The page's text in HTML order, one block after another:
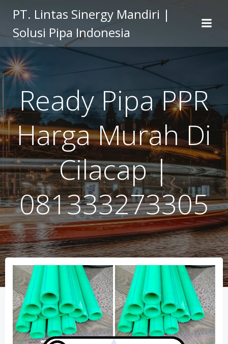
to
content
PT. Lintas Sinergy Mandiri |
Solusi Pipa Indonesia
Ready Pipa PPR
Harga Murah Di
Cilacap |
081333273305